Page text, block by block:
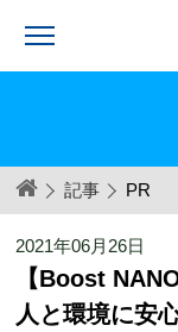
記事 PR
2021年06月26日
【Boost
人と環境に安